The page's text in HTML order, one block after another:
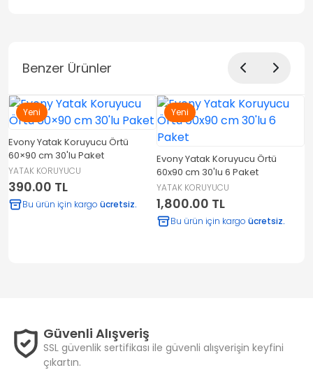
Benzer Ürünler
Yeni
Evony Yatak Koruyucu Örtü
60×90 cm 30'lu Paket
YATAK KORUYUCU
390.00 TL
Bu ürün için kargo ücretsiz.
Yeni
Evony Yatak Koruyucu Örtü
60x90 cm 30'lu 6 Paket
YATAK KORUYUCU
1,800.00 TL
Bu ürün için kargo ücretsiz.
Güvenli Alışveriş
SSL güvenlik sertifikası ile güvenli alışverişin keyfini
çıkartın.